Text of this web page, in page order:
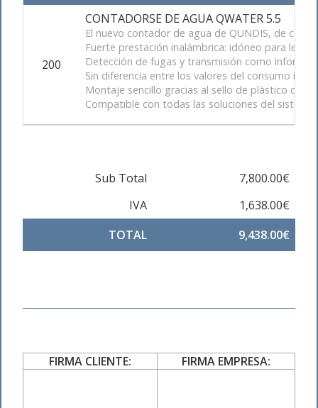
200
CONTADORSE DE AGUA QWATER 5.5
El nuevo contador de agua de QUNDIS, de
Fuerte prestación inalámbrica: idóneo para
Detección de fugas y transmisión como
Sin diferencia entre los valores del consumo
Montaje sencillo gracias al sello de plástico de
Compatible con todas las soluciones del sistema
Sub Total
7,800.00€
IVA
1,638.00€
TOTAL
9,438.00€
FIRMA CLIENTE: FIRMA EMPRESA: